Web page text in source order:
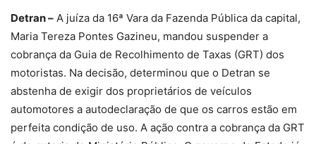
Detran – A juíza da 16ª Vara da Fazenda Pública da capital,
Maria Tereza Pontes Gazineu, mandou suspender a
cobrança da Guia de Recolhimento de Taxas (GRT) dos
motoristas. Na decisão, determinou que o Detran se
abstenha de exigir dos proprietários de veículos
automotores a autodeclaração de que os carros estão em
perfeita condição de uso. A ação contra a cobrança da GRT